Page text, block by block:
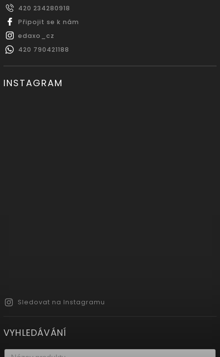
420 234280918
Připojit se k nám
edaxo_cz
420 790421188
INSTAGRAM
Sledovat na Instagramu
VYHLEDÁVÁNÍ